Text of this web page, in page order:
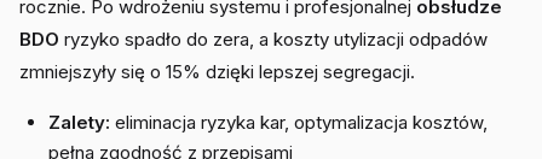
rocznie. Po wdrożeniu systemu i profesjonalnej obsłudze
BDO ryzyko spadło do zera, a koszty utylizacji odpadów
zmniejszyły się o 15% dzięki lepszej segregacji.
Zalety: eliminacja ryzyka kar, optymalizacja kosztów,
pełna zgodność z przepisami